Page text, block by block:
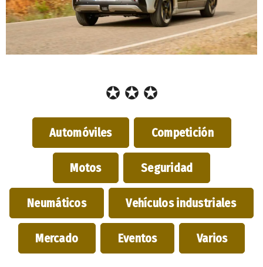
✪ ✪ ✪
Automóviles Competición
Motos Seguridad
Neumáticos Vehículos industriales
Mercado Eventos Varios